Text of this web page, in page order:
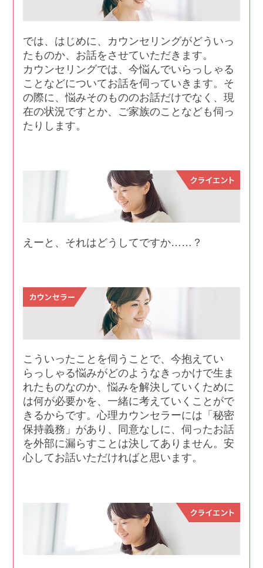
では、はじめに、カウンセリングがどういっ
たものか、お話をさせていただきます。
カウンセリングでは、今悩んでいらっしゃる
ことなどについてお話を伺っていきます。そ
の際に、悩みそのもののお話だけでなく、現
在の状況ですとか、ご家族のことなども伺っ
たりします。
えーと、それはどうしてですか……？
こういったことを伺うことで、今抱えてい
らっしゃる悩みがどのようなきっかけで生ま
れたものなのか、悩みを解決していくために
は何が必要かを、一緒に考えていくことがで
きるからです。心理カウンセラーには「秘密
保持義務」があり、同意なしに、伺ったお話
を外部に漏らすことは決してありません。安
心してお話いただければと思います。